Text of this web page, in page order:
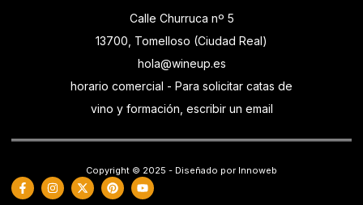
Calle Churruca nº 5
13700, Tomelloso (Ciudad Real)
hola@wineup.es
horario comercial - Para solicitar catas de
vino y formación, escribir un email
Copyright © 2025 - Diseñado por Innoweb